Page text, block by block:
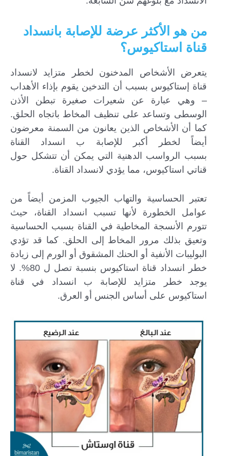
من هو الأكثر عرضة للإصابة بانسداد
قناة استاكيوس؟
يتعرض الأشخاص المدخنون لخطر متزايد لانسداد
قناة إستاكيوس بسبب أن التدخين يقوم بإذاء الأهداب
– وهي عبارة عن شعيرات صغيرة تبطن الأذن
الوسطى وتساعد على تنظيف المخاط باتجاه الحلق.
كما أن الأشخاص الذين يعانون من السمنة معرضون
أيضاً لخطر أكبر للإصابة ب انسداد القناة
بسبب الرواسب الدهنية التي يمكن أن تتشكل حول
قناتي استاكيوس، مما يؤدي لانسداد القناة.
تعتبر الحساسية والتهاب الجيوب المزمن أيضاً من
عوامل الخطورة لأنها تسبب انسداد القناة، حيث
تتورم الأنسجة المخاطية في القناة بسبب الحساسية
وتعيق بذلك مرور المخاط إلى الحلق. كما قد تؤدي
البوليبات الأنفية أو الحنك المشقوق أو الورم إلى زيادة
خطر انسداد قناة استاكيوس بنسبة تصل ل 80%. لا
يوجد خطر متزايد للإصابة ب انسداد في قناة
استاكيوس على أساس الجنس أو العرق.